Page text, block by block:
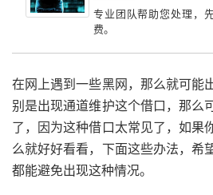
专业团队帮助您处理，
费。
在网上遇到一些黑网，那么就可能
别是出现通道维护这个借口，那么
了，因为这种借口太常见了，如果
么就好好看看，下面这些办法，希
都能避免出现这种情况。